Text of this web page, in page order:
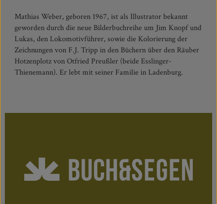
Mathias Weber, geboren 1967, ist als Illustrator bekannt
geworden durch die neue Bilderbuchreihe um Jim Knopf und
Lukas, den Lokomotivführer, sowie die Kolorierung der
Zeichnungen von F.J. Tripp in den Büchern über den Räuber
Hotzenplotz von Otfried Preußler (beide Esslinger-
Thienemann). Er lebt mit seiner Familie in Ladenburg.